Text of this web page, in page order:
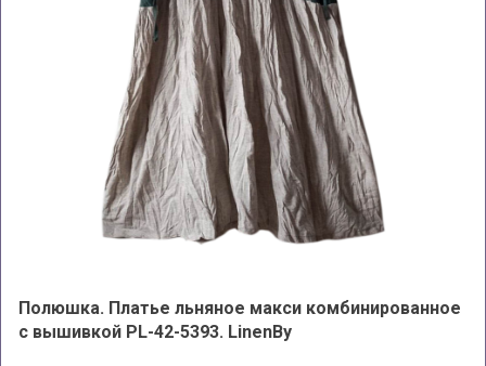
Полюшка. Платье льняное макси комбинированное
с вышивкой PL-42-5393. LinenBy